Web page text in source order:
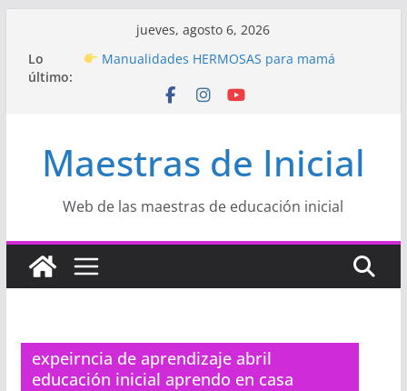
contenido
jueves, agosto 6, 2026
Lo
último:
Hermosos dibujos para MAMÁ: colorea con
Manualidades HERMOSAS para mamá
Semana de la Educación Inicial 2026”
Proyecto
“Celebramos con Alegría la Semana
Proyecto de Aprendizaje
Un regalo para
Maestras de Inicial
Web de las maestras de educación inicial
expeirncia de aprendizaje abril
educación inicial aprendo en casa